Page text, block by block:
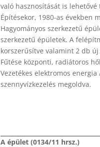
való hasznosítását is lehetővé
Építésekor, 1980-as években
Hagyományos szerkezetű
szerkezetű épületek. A
korszerűsítve valamint 2 db
Fűtése központi, radiátoros
Vezetékes elektromos
szennyvízkezelés megoldva.
A épület (0134/11 hrsz.)